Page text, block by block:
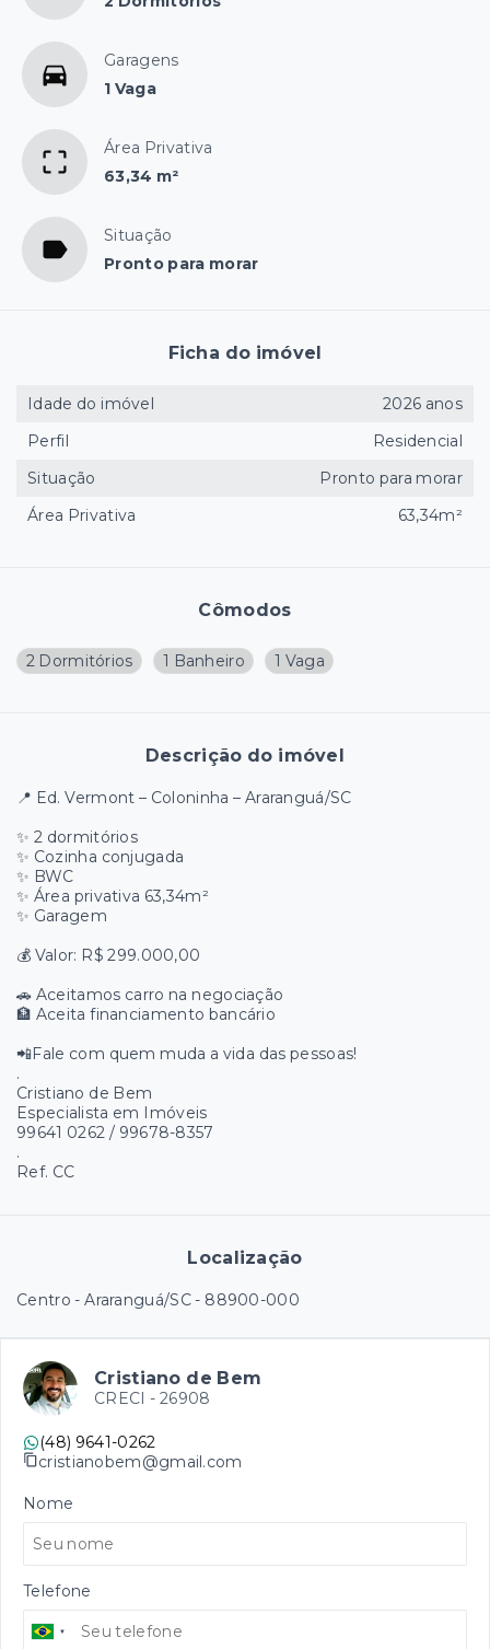
Garagens
1 Vaga
Área Privativa
63,34 m²
Situação
Pronto para morar
Cômodos
2 Dormitórios 1 Banheiro 1 Vaga
Descrição do imóvel
📍 Ed. Vermont – Coloninha – Araranguá/SC
✨ 2 dormitórios
✨ Cozinha conjugada
✨ BWC
✨ Área privativa 63,34m²
✨ Garagem
💰 Valor: R$ 299.000,00
🚗 Aceitamos carro na negociação
🏦 Aceita financiamento bancário
📲Fale com quem muda a vida das pessoas!
.
Cristiano de Bem
Especialista em Imóveis
99641 0262 / 99678-8357
.
Ref. CC
Localização
Centro - Araranguá/SC- 88900-000
Ficha do imóvel
Idade do imóvel
2026 anos
Perfil
Residencial
Situação
Pronto para morar
Área Privativa
63,34m²
Cristiano de Bem
CRECI - 26908
(48) 9641-0262
cristianobem@gmail.com
Nome
Telefone